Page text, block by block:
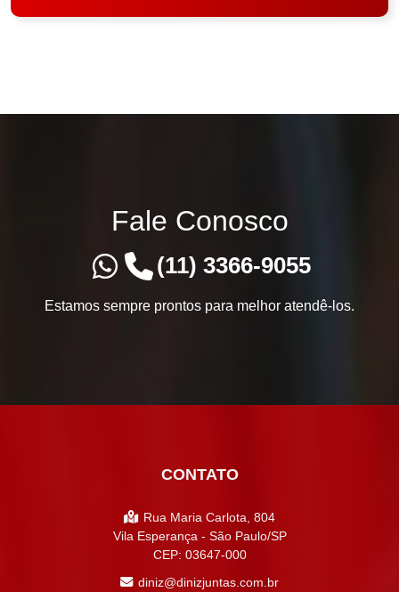
Fale Conosco
(11) 3366-9055
Estamos sempre prontos para melhor atendê-los.
CONTATO
Rua Maria Carlota, 804
Vila Esperança - São Paulo/SP
CEP: 03647-000
diniz@dinizjuntas.com.br